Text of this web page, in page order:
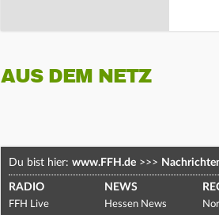
AUS DEM NETZ
Du bist hier: www.FFH.de >>>
RADIO
FFH Live
NEWS
Hessen News